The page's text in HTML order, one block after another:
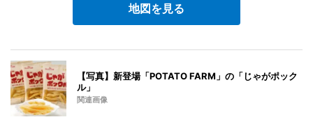
地図を見る
【写真】新登場「POTATO FARM」の「じゃがポック
ル」
関連画像